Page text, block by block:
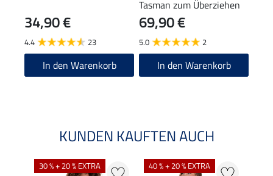
34,90 €
4.4 23
In den Warenkorb
Tasman zum Überziehen
69,90 €
5.0 2
In den Warenkorb
KUNDEN KAUFTEN AUCH
30 % + 20 % EXTRA 40 % + 20 % EXTRA